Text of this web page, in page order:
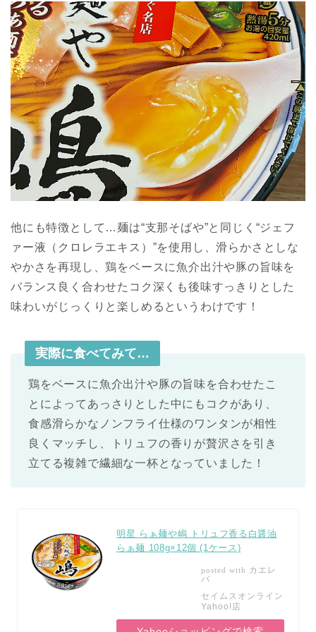
他にも特徴として…麺は“支那そばや”と同じく“ジェフ
ァー液（クロレラエキス）”を使用し、滑らかさとしな
やかさを再現し、鶏をベースに魚介出汁や豚の旨味を
バランス良く合わせたコク深くも後味すっきりとした
味わいがじっくりと楽しめるというわけです！
実際に食べてみて…
鶏をベースに魚介出汁や豚の旨味を合わせたこ
とによってあっさりとした中にもコクがあり、
食感滑らかなノンフライ仕様のワンタンが相性
良くマッチし、トリュフの香りが贅沢さを引き
立てる複雑で繊細な一杯となっていました！
明星 らぁ麺や嶋 トリュフ香る白醤油
らぁ麺 108g×12個 (1ケース)
posted with カエレ
バ
セイムスオンライン
Yahoo!店